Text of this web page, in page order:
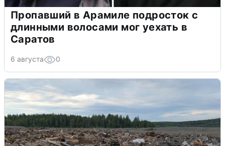
Пропавший в Арамиле подросток с
длинными волосами мог уехать в
Саратов
6 августа 0